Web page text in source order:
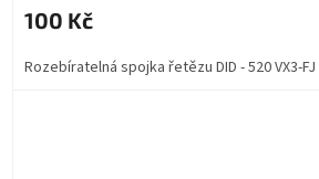
100 Kč
Rozebíratelná spojka řetězu DID - 520 VX3-